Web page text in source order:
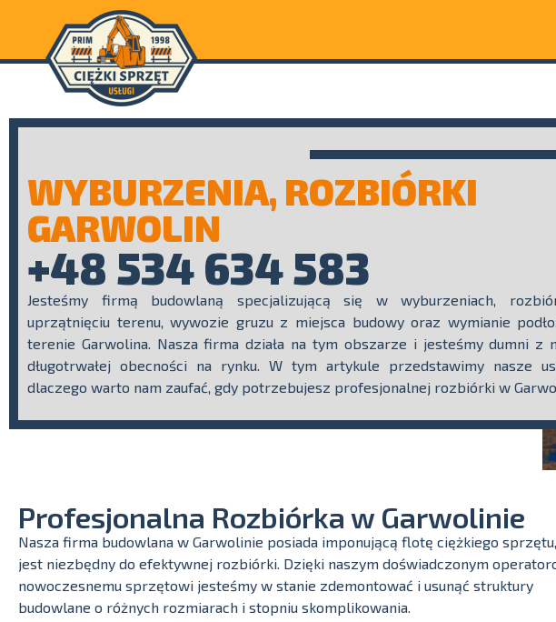
WYBURZENIA, ROZBIÓRKI
GARWOLIN
+48 534 634 583
Jesteśmy firmą budowlaną specjalizującą się w wyburzeniach,
uprzątnięciu terenu, wywozie gruzu z miejsca budowy oraz wymianie
terenie Garwolina. Nasza firma działa na tym obszarze i jesteśmy dumni z
długotrwałej obecności na rynku. W tym artykule przedstawimy nasze
dlaczego warto nam zaufać, gdy potrzebujesz profesjonalnej rozbiórki w
Profesjonalna Rozbiórka w Garwolinie
Nasza firma budowlana w Garwolinie posiada imponującą flotę ciężkiego
jest niezbędny do efektywnej rozbiórki. Dzięki naszym doświadczonym
nowoczesnemu sprzętowi jesteśmy w stanie zdemontować i usunąć struktury
budowlane o różnych rozmiarach i stopniu skomplikowania.